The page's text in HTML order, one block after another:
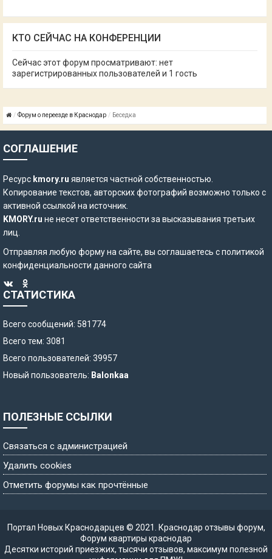
КТО СЕЙЧАС НА КОНФЕРЕНЦИИ
Сейчас этот форум просматривают: нет
зарегистрированных пользователей и 1 гость
Форум о переезде в Краснодар Беседка
СОГЛАШЕНИЕ
Ресурс kmory.ru является частной собственностью.
Копирование текстов, авторских фотографий возможно только с
активной ссылкой на источник.
KMORY.ru не несет ответственности за высказывания третьих
лиц.
Отправляя любую форму на сайте, вы соглашаетесь сполитикой
конфиденциальности данного сайта
СТАТИСТИКА
Всего сообщений: 581774
Всего тем: 3081
Всего пользователей: 39957
Новый пользователь: Balonkaa
ПОЛЕЗНЫЕ ССЫЛКИ
Связаться с администрацией
Удалить cookies
Отметить форумы как прочтённые
Портал Новых Краснодарцев © 2021. Краснодар отзывы форум,
Форум квартиры краснодар
Десятки историй приезжих, тысячи отзывов, максимум полезной